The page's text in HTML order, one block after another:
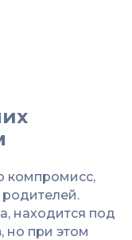
компромисс,
родителей.
находится под
но при этом